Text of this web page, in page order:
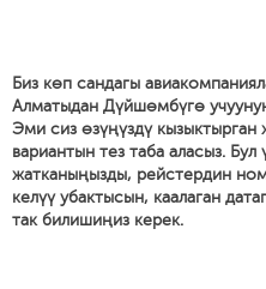
Биз көп сандагы
Алматыдан Дүйшөмбүгө
Эми сиз өзүңүздү кызыктырган
вариантын тез таба аласыз. Бул
жатканыңызды, рейстердин
келүү убактысын, каалаган
так билишиңиз керек.